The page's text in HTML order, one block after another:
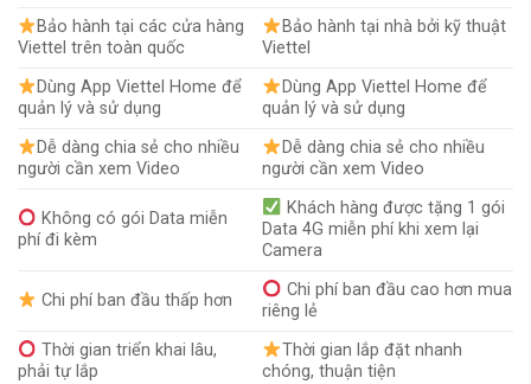
Bảo hành tại các cửa hàng
Viettel trên toàn quốc
Bảo hành tại nhà bởi kỹ thuật
Viettel
Dùng App Viettel Home để
quản lý và sử dụng
Dùng App Viettel Home để
quản lý và sử dụng
Dễ dàng chia sẻ cho nhiều
người cần xem Video
Dễ dàng chia sẻ cho nhiều
người cần xem Video
Không có gói Data miễn
phí đi kèm
Khách hàng được tặng 1 gói
Data 4G miễn phí khi xem lại
Camera
Chi phí ban đầu thấp hơn
Chi phí ban đầu cao hơn mua
riêng lẻ
Thời gian triển khai lâu,
phải tự lắp
Thời gian lắp đặt nhanh
chóng, thuận tiện